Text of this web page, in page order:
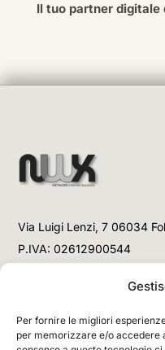
Per fornire le migliori
per memorizzare e/o accedere
Il tuo partner digitale
Via Luigi Lenzi, 7 06034
P.IVA: 02612900544
+39 3477853708